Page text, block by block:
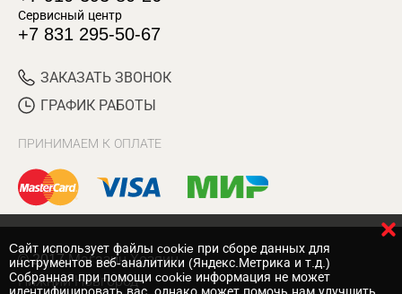
Сервисный центр
+7 831 295-50-67
ЗАКАЗАТЬ ЗВОНОК
ГРАФИК РАБОТЫ
ПРИНИМАЕМ К ОПЛАТЕ
© 2017 Магазин Хозяин
Нижний Новгород
Cайт использует файлы cookie при сборе данных для
инструментов веб-аналитики (Яндекс.Метрика и т.д.)
Собранная при помощи cookie информация не может